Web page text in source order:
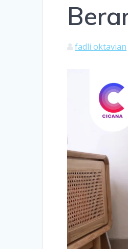
fadli oktavian